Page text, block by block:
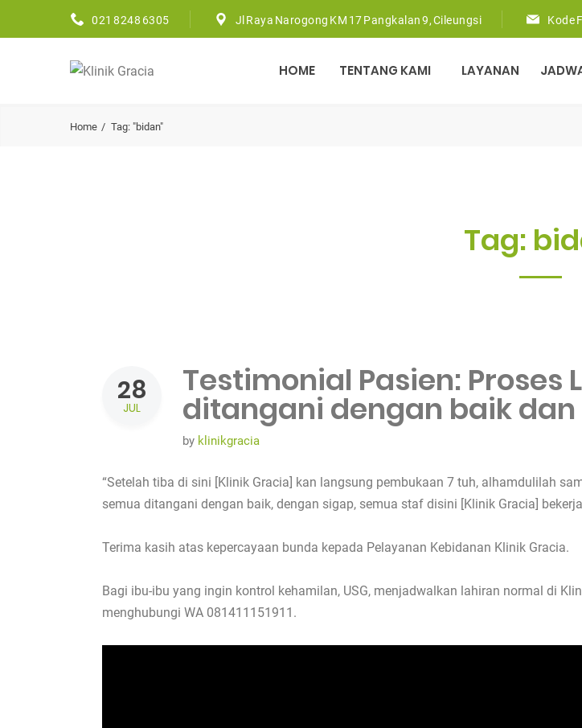
021 8248 6305 Jl Raya Narogong KM 17 Pangkalan 9, Cileungsi Kode
HOME TENTANG KAMI LAYANAN
Home Tag: "bidan"
Tag:
28
JUL
Testimonial Pasien: Proses
ditangani dengan baik dan
by klinikgracia
“Setelah tiba di sini [Klinik Gracia] kan langsung pembukaan 7 tuh, alhamdulilah
semua ditangani dengan baik, dengan sigap, semua staf disini [Klinik Gracia]
Terima kasih atas kepercayaan bunda kepada Pelayanan Kebidanan Klinik Gracia.
Bagi ibu-ibu yang ingin kontrol kehamilan, USG, menjadwalkan lahiran normal di
menghubungi WA 081411151911.